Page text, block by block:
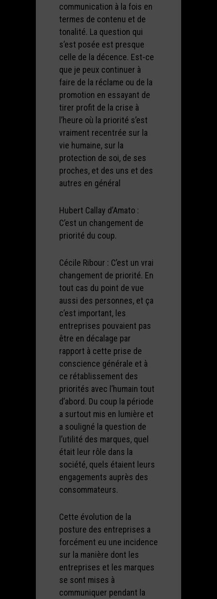
communication à la fois en
termes de contenu et de
tonalité. La question qui
s’est posée est presque
celle de la décence. Est-ce
que je peux continuer à
faire de la réclame ou de la
promotion en essayant de
tirer profit de la crise à
l’heure où la priorité s’est
vraiment recentrée sur la
vie humaine, sur la
protection de soi, de ses
proches, et des uns et des
autres en général
Hubert Callay d’Amato :
C’est un changement de
priorité du coup.
Cécile Ribour : C’est un vrai
changement de priorité. En
tout cas du point de vue
aussi des personnes, et ça
c’est important, les
entreprises pouvaient pas
être en décalage par
rapport à cette prise de
conscience générale et à
ce rétablissement des
priorités avec l’humain tout
d’abord. Du coup la période
a surtout mis en lumière et
a souligné la question de
l’utilité des marques, quel
était leur rôle dans la
société, quels étaient leurs
engagements auprès des
consommateurs.
Cette évolution de la
posture des entreprises a
forcément eu une incidence
sur la manière dont les
entreprises et les marques
se sont mises à
communiquer pendant la